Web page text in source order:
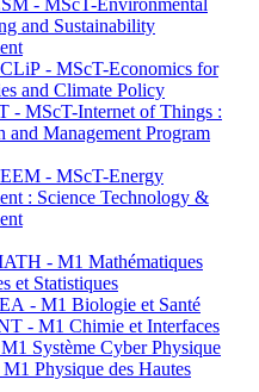
- MScT-Environmental
and Sustainability
- MScT-Economics for
and Climate Policy
- MScT-Internet of Things :
and Management Program
- MScT-Energy
: Science Technology &
- M1 Mathématiques
et Statistiques
- M1 Biologie et Santé
- M1 Chimie et Interfaces
Système Cyber Physique
Physique des Hautes